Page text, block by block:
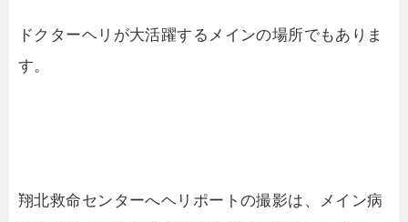
ドクターヘリが大活躍するメインの場所でもありま
す。
翔北救命センターへヘリポートの撮影は、メイン病